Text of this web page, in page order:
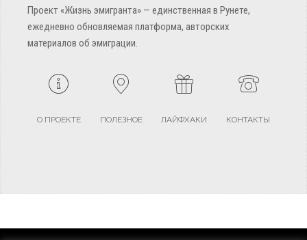
Проект «Жизнь эмигранта» — единственная в Рунете,
ежедневно обновляемая платформа, авторских
материалов об эмиграции.
О ПРОЕКТЕ ПОЛЕЗНОЕ ЛАЙФХАКИ КОНТАКТЫ